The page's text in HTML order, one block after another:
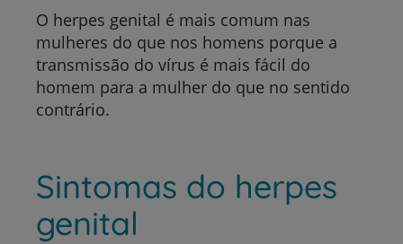
O herpes genital é mais comum nas
mulheres do que nos homens porque a
transmissão do vírus é mais fácil do
homem para a mulher do que no sentido
contrário.
Sintomas do herpes
genital